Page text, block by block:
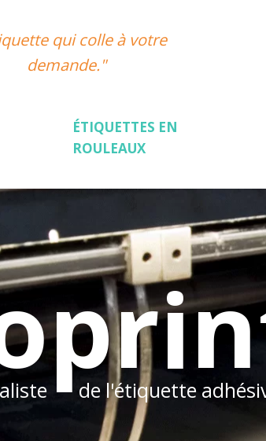
qui colle à votre
demande."
ÉTIQUETTES EN
ROULEAUX
de l'étiquette